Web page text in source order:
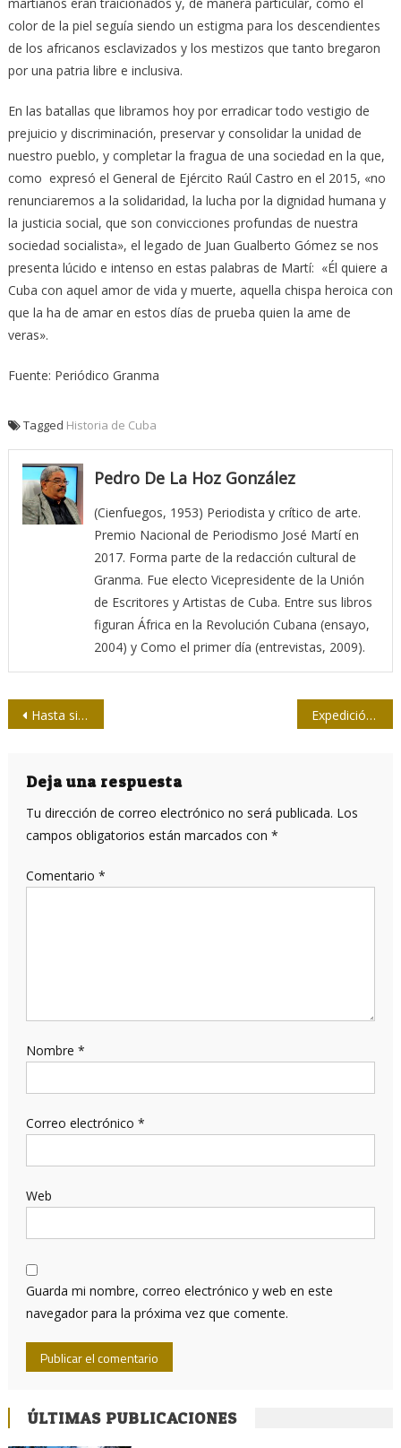
color de la piel seguía siendo un estigma para los descendientes
de los africanos esclavizados y los mestizos que tanto bregaron
por una patria libre e inclusiva.
En las batallas que libramos hoy por erradicar todo vestigio de
prejuicio y discriminación, preservar y consolidar la unidad de
nuestro pueblo, y completar la fragua de una sociedad en la que,
como expresó el General de Ejército Raúl Castro en el 2015, «no
renunciaremos a la solidaridad, la lucha por la dignidad humana y
la justicia social, que son convicciones profundas de nuestra
sociedad socialista», el legado de Juan Gualberto Gómez se nos
presenta lúcido e intenso en estas palabras de Martí: «Él quiere a
Cuba con aquel amor de vida y muerte, aquella chispa heroica con
que la ha de amar en estos días de prueba quien la ame de
veras».
Fuente: Periódico Granma
Tagged Historia de Cuba
Pedro De La Hoz González
(Cienfuegos, 1953) Periodista y crítico de arte.
Premio Nacional de Periodismo José Martí en
2017. Forma parte de la redacción cultural de
Granma. Fue electo Vicepresidente de la Unión
de Escritores y Artistas de Cuba. Entre sus libros
figuran África en la Revolución Cubana (ensayo,
2004) y Como el primer día (entrevistas, 2009).
Navegación
entradas
Hasta siempre, Isabelita, colega y mujer toda coraje Expedición sobre ruedas
Deja una respuesta
Tu dirección de correo electrónico no será publicada. Los
campos obligatorios están marcados con *
Comentario *
Nombre *
Correo electrónico *
Web
Guarda mi nombre, correo electrónico y web en este
navegador para la próxima vez que comente.
ÚLTIMAS PUBLICACIONES